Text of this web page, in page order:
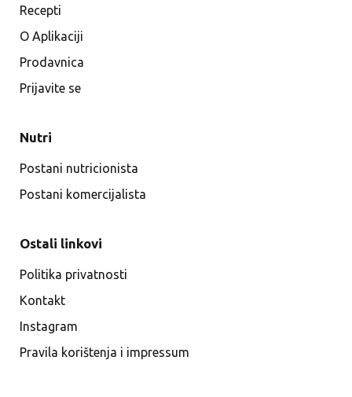
Recepti
O Aplikaciji
Prodavnica
Prijavite se
Nutri
Postani nutricionista
Postani komercijalista
Ostali linkovi
Politika privatnosti
Kontakt
Instagram
Pravila korištenja i impressum